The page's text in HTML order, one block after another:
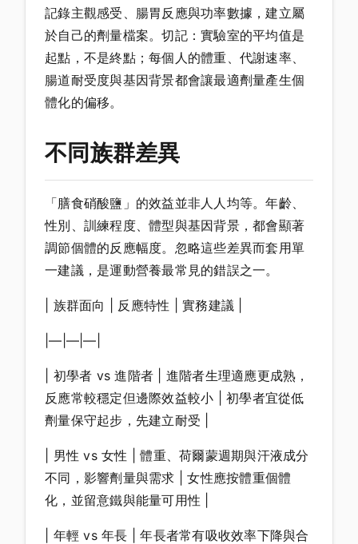
記錄主觀感受、腸胃反應與功率數據，建立屬
於自己的劑量檔案。切記：實驗室的平均值是
起點，不是終點；每個人的體重、代謝速率、
腸道耐受度與基因背景都會讓最適劑量產生個
體化的偏移。
不同族群差異
「膳食硝酸鹽」的效益並非人人均等。年齡、
性別、訓練程度、體型與基因背景，都會顯著
調節個體的反應幅度。忽略這些差異而套用單
一建議，是運動營養最常見的錯誤之一。
| 族群面向 | 反應特性 | 實務建議 |
|—|—|—|
| 初學者 vs 進階者 | 進階者生理適應更成熟，
反應常較穩定但邊際效益較小 | 初學者宜從低
劑量保守起步，先建立耐受 |
| 男性 vs 女性 | 體重、荷爾蒙週期與汗液成分
不同，影響劑量與需求 | 女性應按體重個體
化，並留意鐵與能量可用性 |
| 年輕 vs 年長 | 年長者常有吸收效率下降與合